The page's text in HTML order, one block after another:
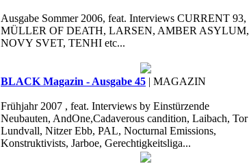
Ausgabe Sommer 2006, feat. Interviews CURRENT 93,
MÜLLER OF DEATH, LARSEN, AMBER ASYLUM,
NOVY SVET, TENHI etc...
BLACK Magazin - Ausgabe 45 | MAGAZIN
Frühjahr 2007 , feat. Interviews by Einstürzende
Neubauten, AndOne,Cadaverous candition, Laibach, Tor
Lundvall, Nitzer Ebb, PAL, Nocturnal Emissions,
Konstruktivists, Jarboe, Gerechtigkeitsliga...